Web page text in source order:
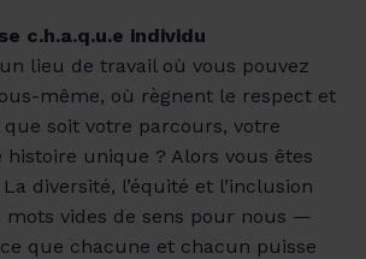
c.h.a.q.u.e individu
lieu de travail où vous pouvez
même, où règnent le respect et
soit votre parcours, votre
unique ? Alors vous êtes
diversité, l’équité et l’inclusion
mots vides de sens pour nous —
que chacune et chacun puisse